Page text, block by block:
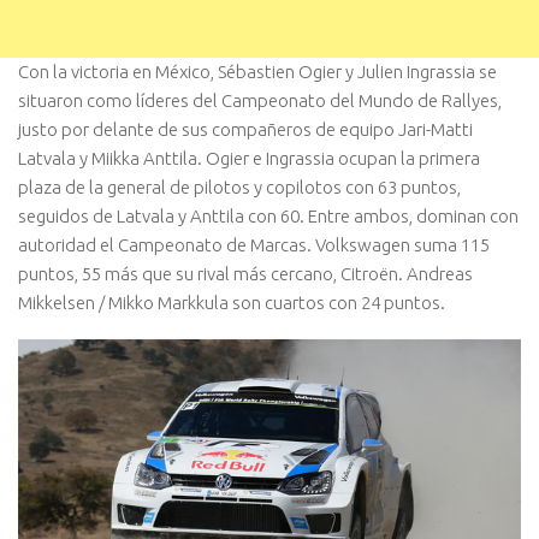
Con la victoria en México, Sébastien Ogier y Julien Ingrassia se
situaron como líderes del Campeonato del Mundo de Rallyes,
justo por delante de sus compañeros de equipo Jari-Matti
Latvala y Miikka Anttila. Ogier e Ingrassia ocupan la primera
plaza de la general de pilotos y copilotos con 63 puntos,
seguidos de Latvala y Anttila con 60. Entre ambos, dominan con
autoridad el Campeonato de Marcas. Volkswagen suma 115
puntos, 55 más que su rival más cercano, Citroën. Andreas
Mikkelsen / Mikko Markkula son cuartos con 24 puntos.